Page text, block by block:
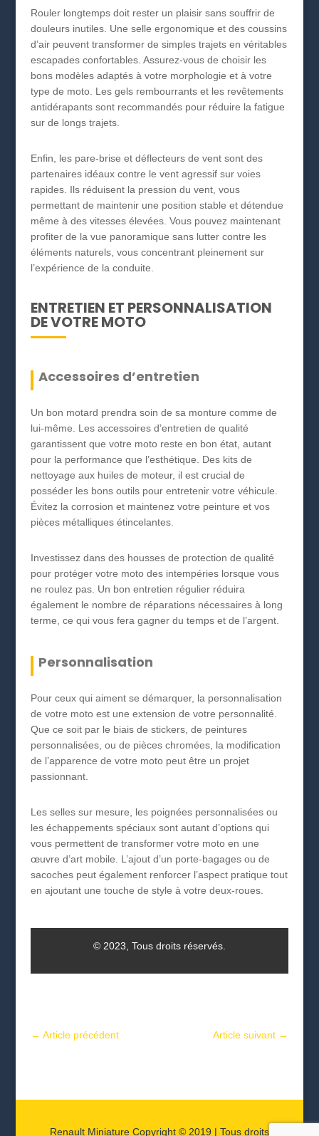
Rouler longtemps doit rester un plaisir sans souffrir de
douleurs inutiles. Une selle ergonomique et des coussins
d’air peuvent transformer de simples trajets en véritables
escapades confortables. Assurez-vous de choisir les
bons modèles adaptés à votre morphologie et à votre
type de moto. Les gels rembourrants et les revêtements
antidérapants sont recommandés pour réduire la fatigue
sur de longs trajets.
Enfin, les pare-brise et déflecteurs de vent sont des
partenaires idéaux contre le vent agressif sur voies
rapides. Ils réduisent la pression du vent, vous
permettant de maintenir une position stable et détendue
même à des vitesses élevées. Vous pouvez maintenant
profiter de la vue panoramique sans lutter contre les
éléments naturels, vous concentrant pleinement sur
l’expérience de la conduite.
ENTRETIEN ET PERSONNALISATION
DE VOTRE MOTO
Accessoires d’entretien
Un bon motard prendra soin de sa monture comme de
lui-même. Les accessoires d’entretien de qualité
garantissent que votre moto reste en bon état, autant
pour la performance que l’esthétique. Des kits de
nettoyage aux huiles de moteur, il est crucial de
posséder les bons outils pour entretenir votre véhicule.
Évitez la corrosion et maintenez votre peinture et vos
pièces métalliques étincelantes.
Investissez dans des housses de protection de qualité
pour protéger votre moto des intempéries lorsque vous
ne roulez pas. Un bon entretien régulier réduira
également le nombre de réparations nécessaires à long
terme, ce qui vous fera gagner du temps et de l’argent.
Personnalisation
Pour ceux qui aiment se démarquer, la personnalisation
de votre moto est une extension de votre personnalité.
Que ce soit par le biais de stickers, de peintures
personnalisées, ou de pièces chromées, la modification
de l’apparence de votre moto peut être un projet
passionnant.
Les selles sur mesure, les poignées personnalisées ou
les échappements spéciaux sont autant d’options qui
vous permettent de transformer votre moto en une
œuvre d’art mobile. L’ajout d’un porte-bagages ou de
sacoches peut également renforcer l’aspect pratique tout
en ajoutant une touche de style à votre deux-roues.
© 2023, Tous droits réservés.
← Article précédent Article suivant →
Renault Miniature Copyright © 2019 | Tous droits